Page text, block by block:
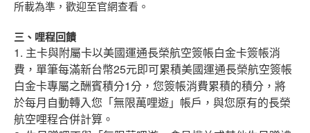
所載為準，歡迎至官網查看。
三、哩程回饋
1. 主卡與附屬卡以美國運通長榮航空簽帳白金卡簽帳消
費，單筆每滿新台幣25元即可累積美國運通長榮航空簽帳
白金卡專屬之酬賓積分1分，您簽帳消費累積的積分，將
於每月自動轉入您「無限萬哩遊」帳戶，與您原有的長榮
航空哩程合併計算。